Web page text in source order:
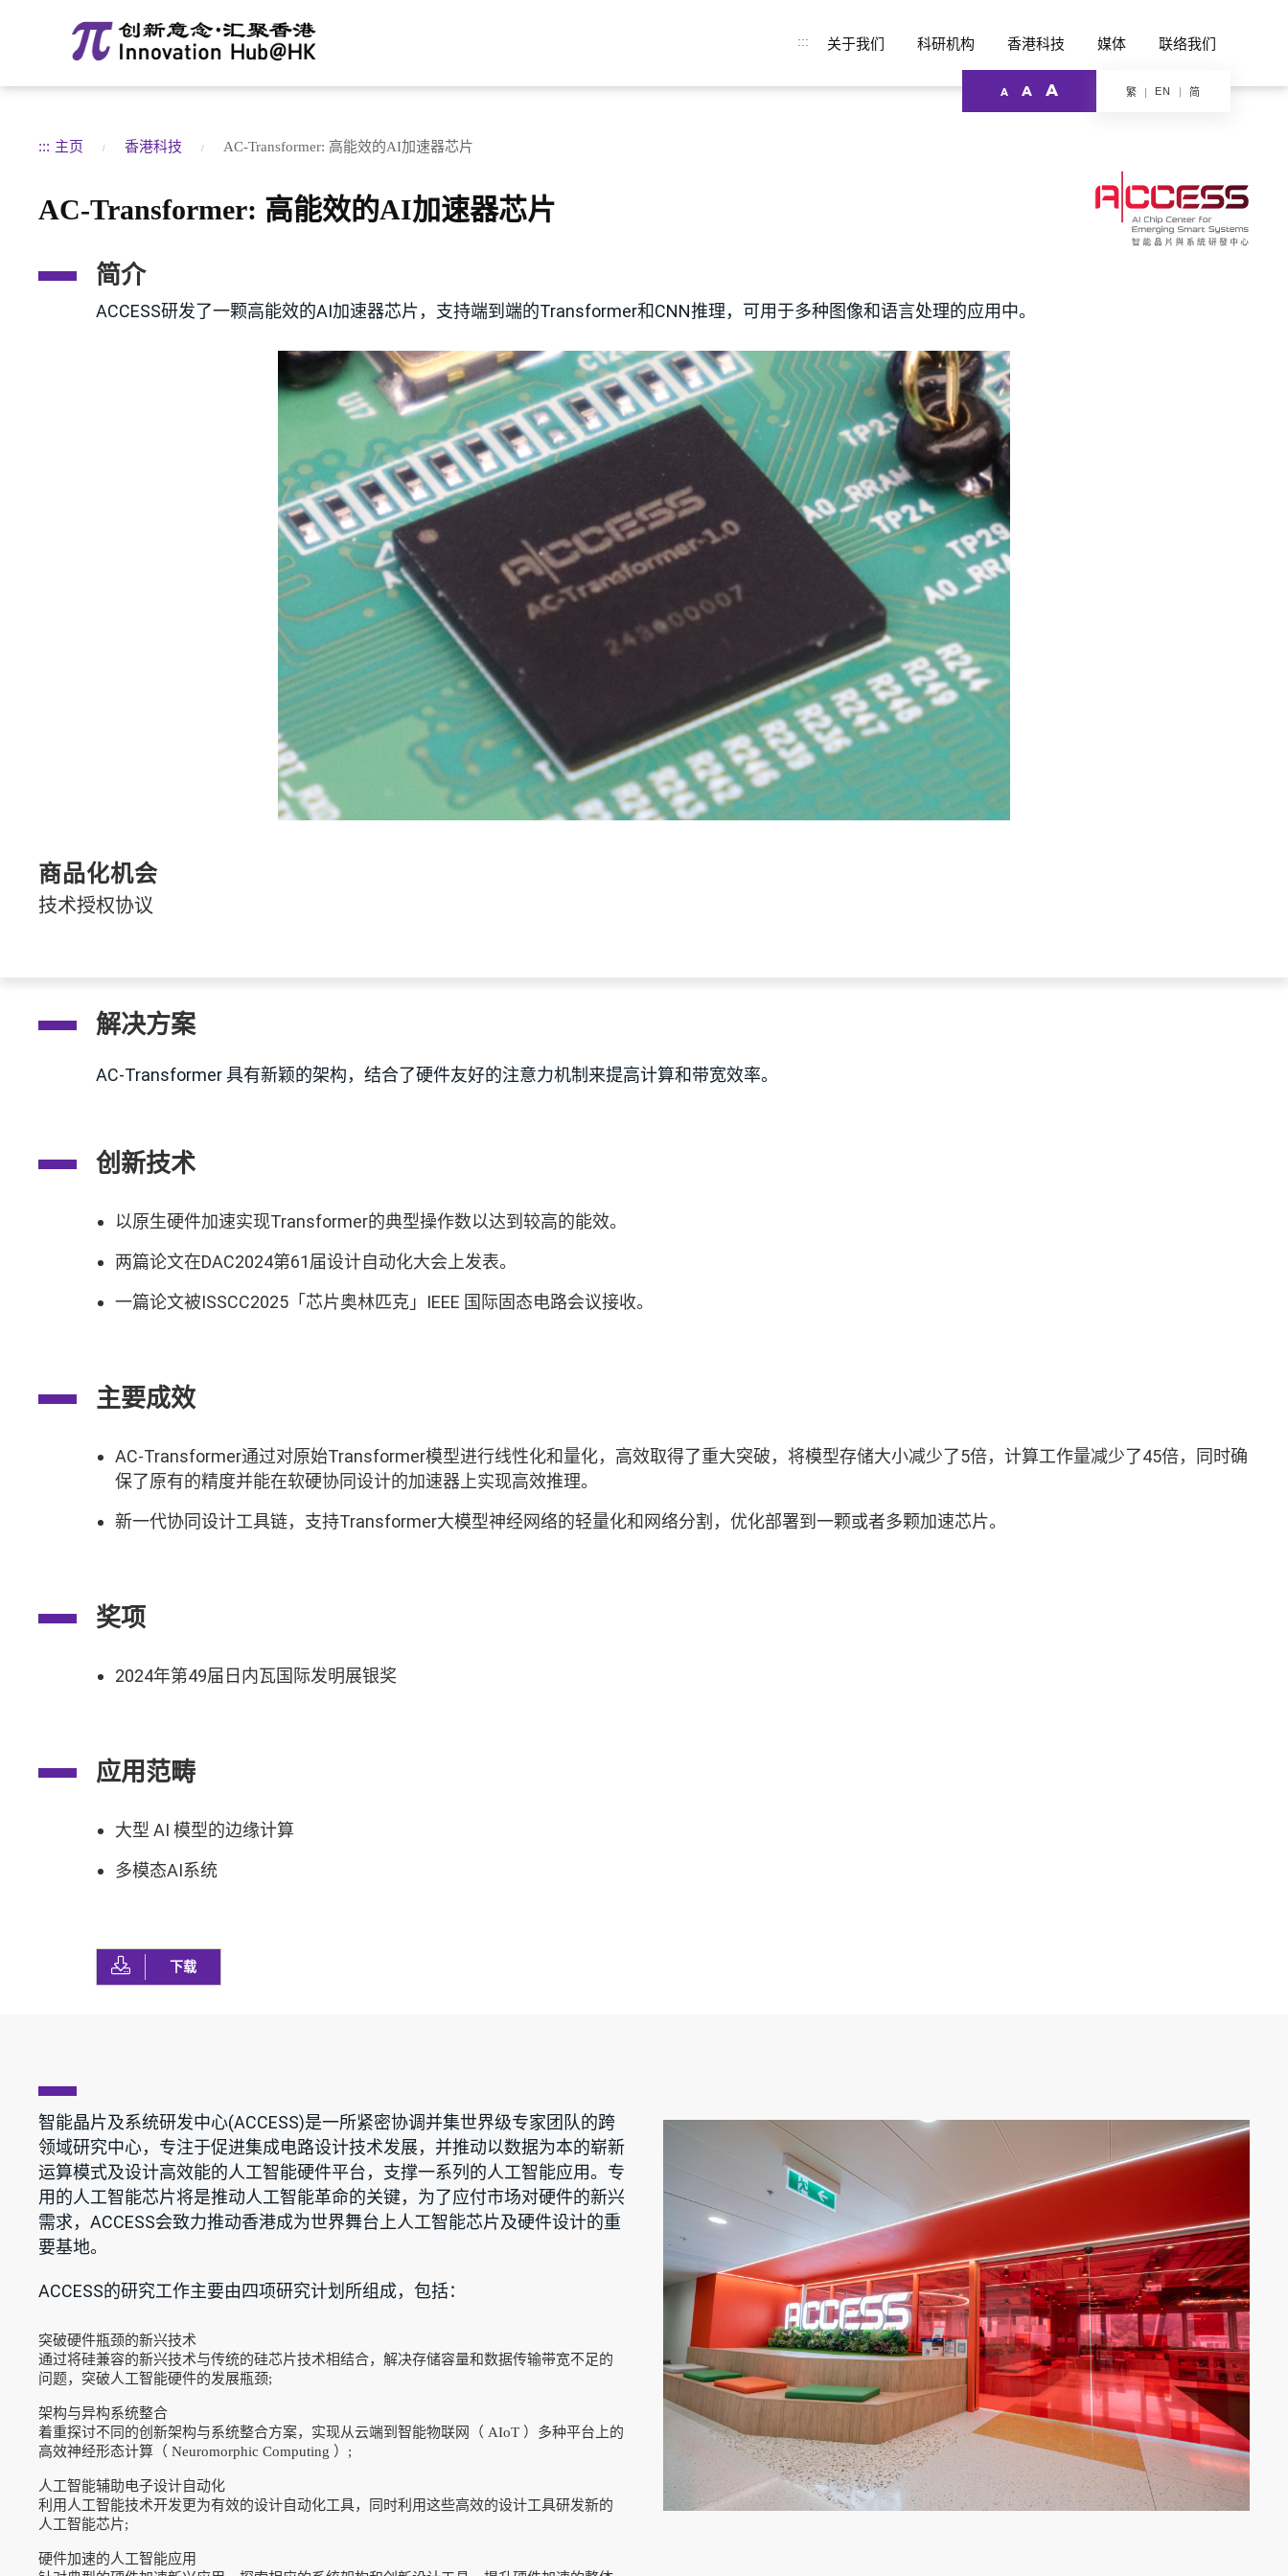
::: 关于我们 科研机构 香港科技 媒体 联络我们
A A A 繁 EN 简
::: 主页 香港科技 AC-Transformer: 高能效的AI加速器芯片
AC-Transformer: 高能效的AI加速器芯片
简介
ACCESS研发了一颗高能效的AI加速器芯片，支持端到端的Transformer和CNN推理，可用于多种图像和语言处理的应用中。
商品化机会
技术授权协议
解决方案
AC-Transformer 具有新颖的架构，结合了硬件友好的注意力机制来提高计算和带宽效率。
创新技术
以原生硬件加速实现Transformer的典型操作数以达到较高的能效。
两篇论文在DAC2024第61届设计自动化大会上发表。
一篇论文被ISSCC2025「芯片奥林匹克」IEEE 国际固态电路会议接收。
主要成效
AC-Transformer通过对原始Transformer模型进行线性化和量化，高效取得了重大突破，将模型存储大小减少了5倍，计算工作量减少了45倍，同时确
保了原有的精度并能在软硬协同设计的加速器上实现高效推理。
新一代协同设计工具链，支持Transformer大模型神经网络的轻量化和网络分割，优化部署到一颗或者多颗加速芯片。
奖项
2024年第49届日内瓦国际发明展银奖
应用范畴
大型 AI 模型的边缘计算
多模态AI系统
下载
智能晶片及系统研发中心(ACCESS)是一所紧密协调并集世界级专家团队的跨
领域研究中心，专注于促进集成电路设计技术发展，并推动以数据为本的崭新
运算模式及设计高效能的人工智能硬件平台，支撑一系列的人工智能应用。专
用的人工智能芯片将是推动人工智能革命的关键，为了应付市场对硬件的新兴
需求，ACCESS会致力推动香港成为世界舞台上人工智能芯片及硬件设计的重
要基地。
ACCESS的研究工作主要由四项研究计划所组成，包括：
突破硬件瓶颈的新兴技术
通过将硅兼容的新兴技术与传统的硅芯片技术相结合，解决存储容量和数据传输带宽不足的
问题，突破人工智能硬件的发展瓶颈;
架构与异构系统整合
着重探讨不同的创新架构与系统整合方案，实现从云端到智能物联网（ AIoT ）多种平台上的
高效神经形态计算（ Neuromorphic Computing ）;
人工智能辅助电子设计自动化
利用人工智能技术开发更为有效的设计自动化工具，同时利用这些高效的设计工具研发新的
人工智能芯片;
硬件加速的人工智能应用